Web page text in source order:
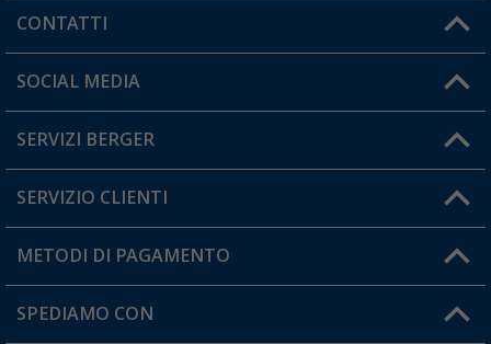
CONTATTI
Orari di apertura del servizio:
Hai una domanda?
SOCIAL MEDIA
SERVIZI BERGER
Diventare rivenditori
Il mio Account
SERVIZIO CLIENTI
Informazioni sulla spedizione
Resi
METODI DI PAGAMENTO
SPEDIAMO CON